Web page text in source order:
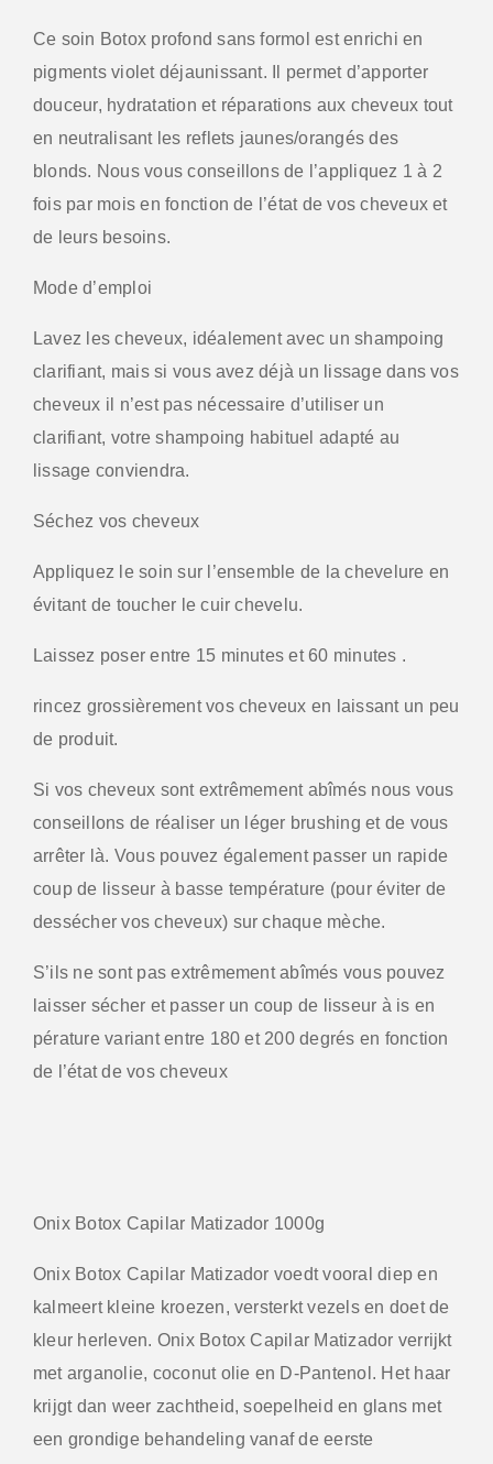
Ce soin Botox profond sans formol est enrichi en
pigments violet déjaunissant. Il permet d’apporter
douceur, hydratation et réparations aux cheveux tout
en neutralisant les reflets jaunes/orangés des
blonds. Nous vous conseillons de l’appliquez 1 à 2
fois par mois en fonction de l’état de vos cheveux et
de leurs besoins.
Mode d’emploi
Lavez les cheveux, idéalement avec un shampoing
clarifiant, mais si vous avez déjà un lissage dans vos
cheveux il n’est pas nécessaire d’utiliser un
clarifiant, votre shampoing habituel adapté au
lissage conviendra.
Séchez vos cheveux
Appliquez le soin sur l’ensemble de la chevelure en
évitant de toucher le cuir chevelu.
Laissez poser entre 15 minutes et 60 minutes .
rincez grossièrement vos cheveux en laissant un peu
de produit.
Si vos cheveux sont extrêmement abîmés nous vous
conseillons de réaliser un léger brushing et de vous
arrêter là. Vous pouvez également passer un rapide
coup de lisseur à basse température (pour éviter de
dessécher vos cheveux) sur chaque mèche.
S’ils ne sont pas extrêmement abîmés vous pouvez
laisser sécher et passer un coup de lisseur à is en
pérature variant entre 180 et 200 degrés en fonction
de l’état de vos cheveux
Onix Botox Capilar Matizador 1000g
Onix Botox Capilar Matizador voedt vooral diep en
kalmeert kleine kroezen, versterkt vezels en doet de
kleur herleven. Onix Botox Capilar Matizador verrijkt
met arganolie, coconut olie en D-Pantenol. Het haar
krijgt dan weer zachtheid, soepelheid en glans met
een grondige behandeling vanaf de eerste